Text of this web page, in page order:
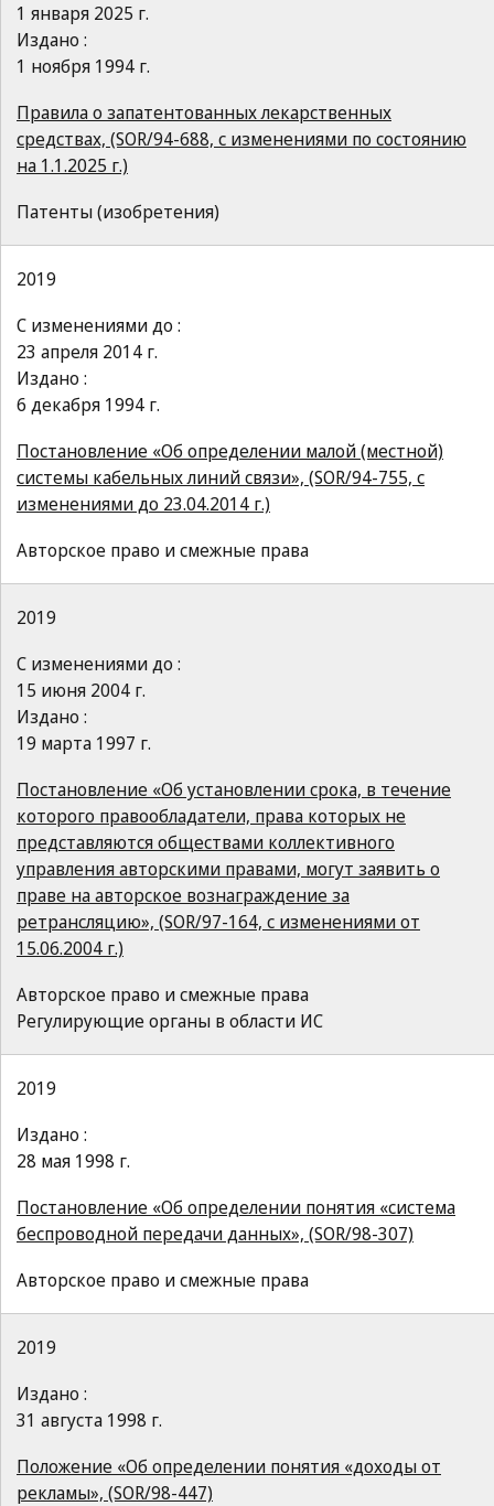
1 января 2025 г.
Издано :
1 ноября 1994 г.
Правила о запатентованных лекарственных
средствах, (SOR/94-688, с изменениями по состоянию
на 1.1.2025 г.)
Патенты (изобретения)
2019
С изменениями до :
23 апреля 2014 г.
Издано :
6 декабря 1994 г.
Постановление «Об определении малой (местной)
системы кабельных линий связи», (SOR/94-755, с
изменениями до 23.04.2014 г.)
Авторское право и смежные права
2019
С изменениями до :
15 июня 2004 г.
Издано :
19 марта 1997 г.
Постановление «Об установлении срока, в течение
которого правообладатели, права которых не
представляются обществами коллективного
управления авторскими правами, могут заявить о
праве на авторское вознаграждение за
ретрансляцию», (SOR/97-164, с изменениями от
15.06.2004 г.)
Авторское право и смежные права
Регулирующие органы в области ИС
2019
Издано :
28 мая 1998 г.
Постановление «Об определении понятия «система
беспроводной передачи данных», (SOR/98-307)
Авторское право и смежные права
2019
Издано :
31 августа 1998 г.
Положение «Об определении понятия «доходы от
рекламы», (SOR/98-447)